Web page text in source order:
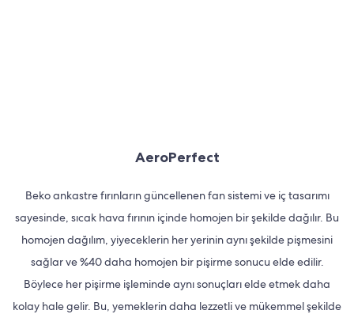
AeroPerfect
Beko ankastre fırınların güncellenen fan sistemi ve iç tasarımı
sayesinde, sıcak hava fırının içinde homojen bir şekilde dağılır. Bu
homojen dağılım, yiyeceklerin her yerinin aynı şekilde pişmesini
sağlar ve %40 daha homojen bir pişirme sonucu elde edilir.
Böylece her pişirme işleminde aynı sonuçları elde etmek daha
kolay hale gelir. Bu, yemeklerin daha lezzetli ve mükemmel şekilde